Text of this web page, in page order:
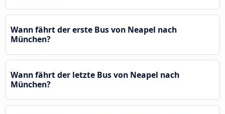
Wann fährt der erste Bus von Neapel nach
München?
Wann fährt der letzte Bus von Neapel nach
München?